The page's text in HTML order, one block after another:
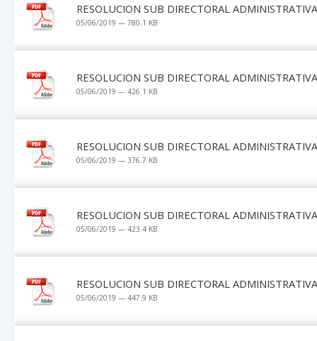
RESOLUCION SUB DIRECTORAL
05/06/2019 — 780.1 KB
RESOLUCION SUB DIRECTORAL
05/06/2019 — 426.1 KB
RESOLUCION SUB DIRECTORAL
05/06/2019 — 376.7 KB
RESOLUCION SUB DIRECTORAL
05/06/2019 — 423.4 KB
RESOLUCION SUB DIRECTORAL
05/06/2019 — 447.9 KB